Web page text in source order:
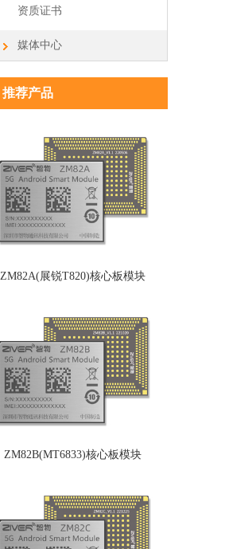
资质证书
媒体中心
推荐产品
ZM82A(展锐T820)核心板模块
ZM82B(MT6833)核心板模块